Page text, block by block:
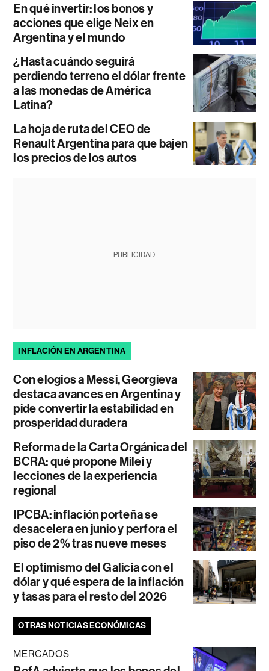
En qué invertir: los bonos y
acciones que elige Neix en
Argentina y el mundo
¿Hasta cuándo seguirá
perdiendo terreno el dólar frente
a las monedas de América
Latina?
La hoja de ruta del CEO de
Renault Argentina para que bajen
los precios de los autos
PUBLICIDAD
INFLACIÓN EN ARGENTINA
Con elogios a Messi, Georgieva
destaca avances en Argentina y
pide convertir la estabilidad en
prosperidad duradera
Reforma de la Carta Orgánica del
BCRA: qué propone Milei y
lecciones de la experiencia
regional
IPCBA: inflación porteña se
desacelera en junio y perfora el
piso de 2% tras nueve meses
El optimismo del Galicia con el
dólar y qué espera de la inflación
y tasas para el resto del 2026
OTRAS NOTICIAS ECONÓMICAS
MERCADOS